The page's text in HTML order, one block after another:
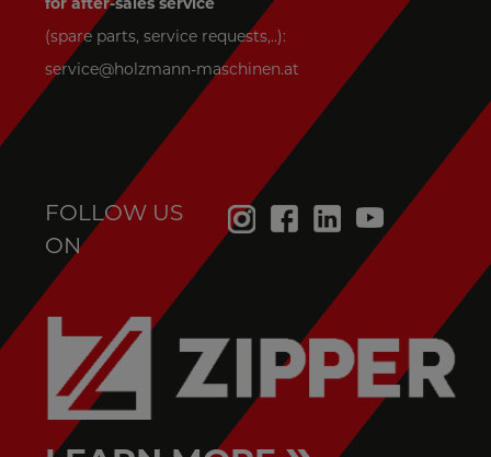
(spare parts, service requests,..):
service@holzmann-maschinen.at
FOLLOW US
ON